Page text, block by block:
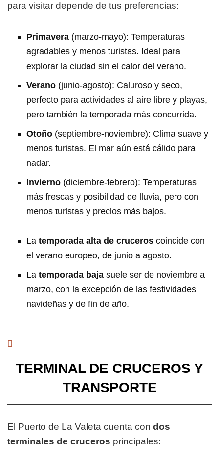
para visitar depende de tus preferencias:
Primavera(marzo-mayo): Temperaturas
agradables y menos turistas. Ideal para
explorar la ciudad sin el calor del verano.
Verano(junio-agosto): Caluroso y seco,
perfecto para actividades al aire libre y playas,
pero también la temporada más concurrida.
Otoño(septiembre-noviembre): Clima suave y
menos turistas. El mar aún está cálido para
nadar.
Invierno(diciembre-febrero): Temperaturas
más frescas y posibilidad de lluvia, pero con
menos turistas y precios más bajos.
Latemporada alta de cruceroscoincide con
el verano europeo, de junio a agosto.
La temporada bajasuele ser de noviembre a
marzo, con la excepción de las festividades
navideñas y de fin de año.
TERMINAL DE CRUCEROS Y
TRANSPORTE
El Puerto de La Valeta cuenta con dos
terminales de cruceros principales: